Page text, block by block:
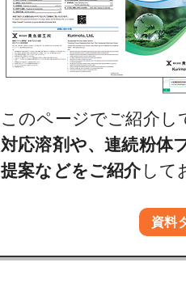
このページでご紹介し
対応溶剤や、連続粉体
提案などをご紹介 して
資料